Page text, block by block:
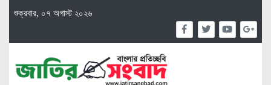
শুক্রবার, ০৭ অগাস্ট ২০২৬